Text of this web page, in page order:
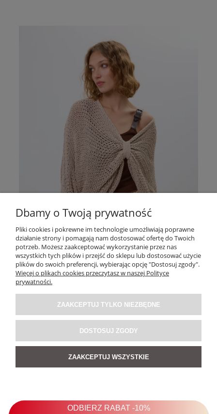
Sweter Cover Candy Beżowy
5.0
139,00 zł
DO KOSZYKA
Dbamy o Twoją prywatność
Pliki cookies i pokrewne im technologie umożliwiają poprawne
działanie strony i pomagają nam dostosować ofertę do Twoich
potrzeb. Możesz zaakceptować wykorzystanie przez nas
wszystkich tych plików i przejść do sklepu lub dostosować użycie
plików do swoich preferencji, wybierając opcję "Dostosuj zgody".
Więcej o plikach cookies przeczytasz w naszej Polityce
prywatności.
ZAAKCEPTUJ TYLKO NIEZBĘDNE
DOSTOSUJ ZGODY
ZAAKCEPTUJ WSZYSTKIE